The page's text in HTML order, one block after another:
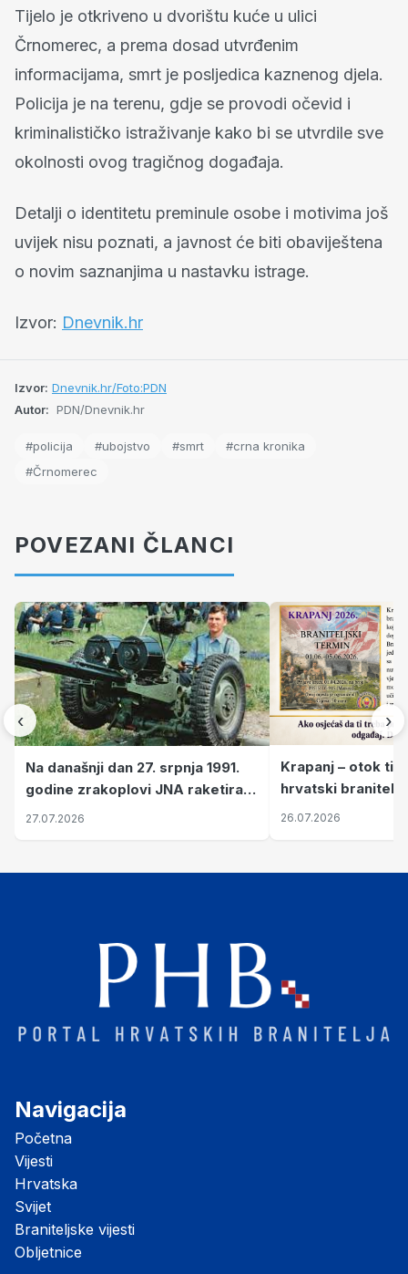
Tijelo je otkriveno u dvorištu kuće u ulici
Črnomerec, a prema dosad utvrđenim
informacijama, smrt je posljedica kaznenog djela.
Policija je na terenu, gdje se provodi očevid i
kriminalističko istraživanje kako bi se utvrdile sve
okolnosti ovog tragičnog događaja.
Detalji o identitetu preminule osobe i motivima još
uvijek nisu poznati, a javnost će biti obaviještena
o novim saznanjima u nastavku istrage.
Izvor: Dnevnik.hr
Izvor: Dnevnik.hr/Foto:PDN
Autor: PDN/Dnevnik.hr
#policija #ubojstvo #smrt
#crna kronika
#Črnomerec
POVEZANI ČLANCI
‹
Na današnji dan 27. srpnja 1991.
godine zrakoplovi JNA raketirali
su vojarnu i obučni centar "Nikola
27.07.2026
Krapanj – otok
hrvatski branitelji
pronalaze mir
26.07.2026
›
Navigacija
Početna
Vijesti
Hrvatska
Svijet
Braniteljske vijesti
Obljetnice